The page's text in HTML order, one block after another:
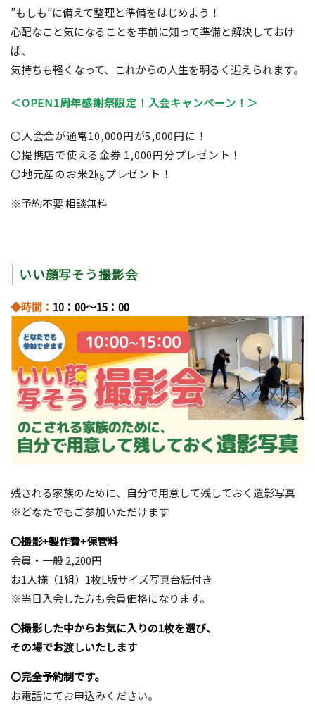
”もしも”に備えて整理と準備をはじめよう！
心配なこと気になることを事前に知って準備と解決しておけ
ば、
気持ちも軽くなって、これからの人生を明るく迎えられます。
＜OPEN1周年感謝祭限定！入会キャンペーン！＞
〇入会金が通常10,000円が5,000円に！
〇提携店で使える金券 1,000円分プレゼント！
〇地元産のお米2㎏プレゼント！
※予約不要 相談無料
いい顔写そう撮影会
◆時間： 10：00～15：00
残される家族のために、自分で用意して残しておく遺影写真
※どなたでもご参加いただけます
〇撮影+製作費+保管料
会員・一般 2,200円
お1人様（1組）1枚L版サイズ写真台紙付き
※当日入会した方も会員価格になります。
〇撮影した中からお気に入りの1枚を選び、
その場でお渡しいたします
〇完全予約制です。
お電話にてお申込みください。